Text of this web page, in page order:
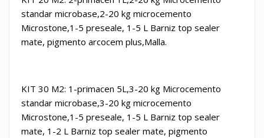
standar microbase,2-20 kg microcemento
Microstone,1-5 preseale, 1-5 L Barniz top sealer
mate, pigmento arcocem plus,Malla.
KIT 30 M2: 1-primacen 5L,3-20 kg Microcemento
standar microbase,3-20 kg microcemento
Microstone,1-5 preseale, 1-5 L Barniz top sealer
mate, 1-2 L Barniz top sealer mate, pigmento